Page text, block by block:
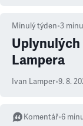
Minulý týden•3
Uplynulých
Lampera
Ivan Lamper•9. 8.
Komentář•6